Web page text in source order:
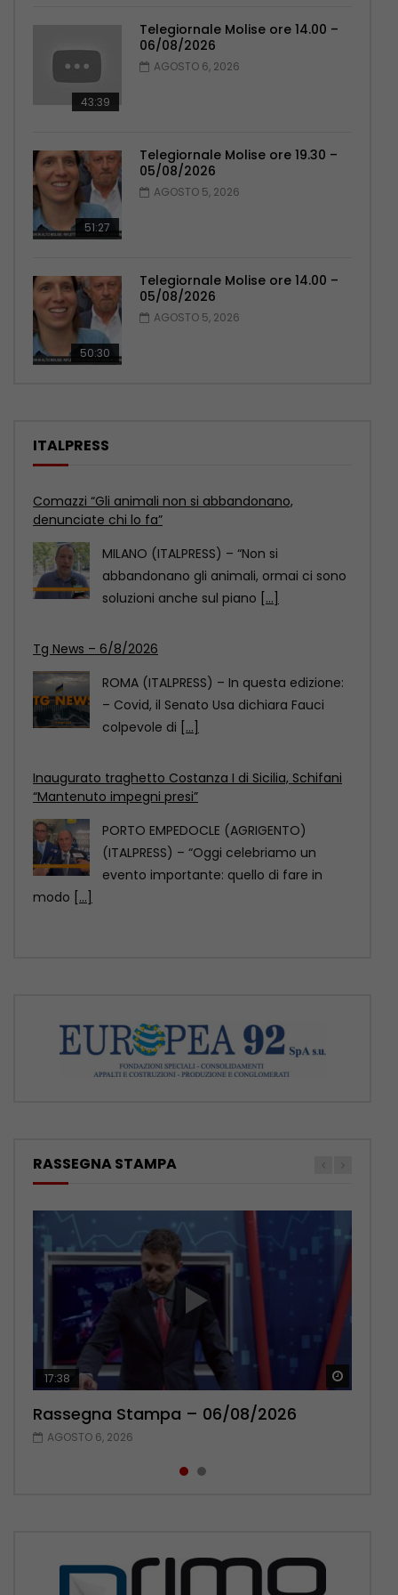
43:39
Telegiornale Molise ore 14.00 –
06/08/2026
AGOSTO 6, 2026
51:27
Telegiornale Molise ore 19.30 –
05/08/2026
AGOSTO 5, 2026
50:30
Telegiornale Molise ore 14.00 –
05/08/2026
AGOSTO 5, 2026
ITALPRESS
Tg News – 6/8/2026
– Covid, il Senato Usa dichiara Fauci
colpevole di[...]
“Mantenuto impegni presi”
PORTO EMPEDOCLE (AGRIGENTO)
(ITALPRESS) – “Oggi celebriamo un
evento importante: quello di fare in
Comazzi “Gli animali non si abbandonano,
denunciate chi lo fa”
MILANO (ITALPRESS) – “Non si
abbandonano gli animali, ormai ci sono
RASSEGNA STAMPA
17:38
Rassegna Stampa – 06/08/2026
AGOSTO 6, 2026
22:42
Rassegna Stampa – 05/08/2026
AGOSTO 5, 2026